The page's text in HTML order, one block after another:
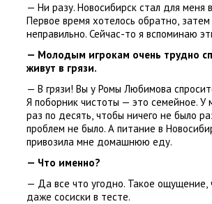
— Ни разу. Новосибирск стал для
Первое время хотелось обратно,
неправильно. Сейчас-то я вспоминаю
— Молодым игрокам очень трудно
живут в грязи.
— В грязи! Вы у Ромы Любимова
Я поборник чистоты — это семейное. У
раз по десять, чтобы ничего не было
проблем не было. А питание в
привозила мне домашнюю еду.
— Что именно?
— Да все что угодно. Такое ощущение,
даже сосиски в тесте.